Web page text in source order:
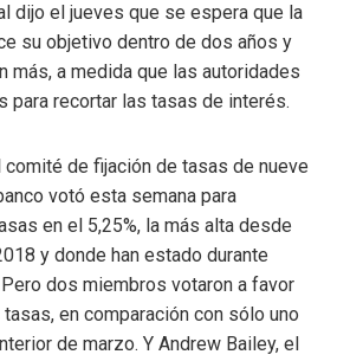
dijo el jueves que se espera que la
su objetivo dentro de dos años y
más, a medida que las autoridades
para recortar las tasas de interés.
comité de fijación de tasas de nueve
votó esta semana para
en el 5,25%, la más alta desde
y donde han estado durante
dos miembros votaron a favor
en comparación con sólo uno
de marzo. Y Andrew Bailey, el